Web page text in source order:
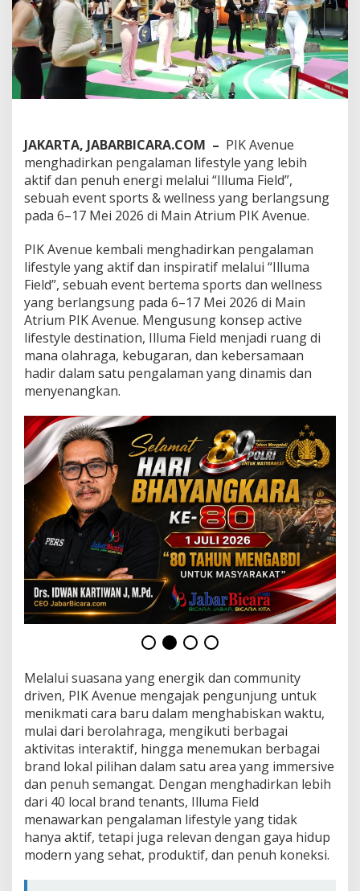
d
u
k
a
n
S
p
t
s
d
n
W
l
l
n
e
s
s
d
a
l
a
a
t
u
D
e
s
i
d
i
P
I
K
v
e
n
u
e
JAKARTA, JABARBICARA.COM – PIK Avenue
menghadirkan pengalaman lifestyle yang lebih
aktif dan penuh energi melalui “Illuma Field”,
sebuah event sports & wellness yang berlangsung
pada 6–17 Mei 2026 di Main Atrium PIK Avenue.
PIK Avenue kembali menghadirkan pengalaman
lifestyle yang aktif dan inspiratif melalui “Illuma
Field”, sebuah event bertema sports dan wellness
yang berlangsung pada 6–17 Mei 2026 di Main
Atrium PIK Avenue. Mengusung konsep active
lifestyle destination, Illuma Field menjadi ruang di
mana olahraga, kebugaran, dan kebersamaan
hadir dalam satu pengalaman yang dinamis dan
menyenangkan.
Melalui suasana yang energik dan community
driven, PIK Avenue mengajak pengunjung untuk
menikmati cara baru dalam menghabiskan waktu,
mulai dari berolahraga, mengikuti berbagai
aktivitas interaktif, hingga menemukan berbagai
brand lokal pilihan dalam satu area yang immersive
dan penuh semangat. Dengan menghadirkan lebih
dari 40 local brand tenants, Illuma Field
menawarkan pengalaman lifestyle yang tidak
hanya aktif, tetapi juga relevan dengan gaya hidup
modern yang sehat, produktif, dan penuh koneksi.